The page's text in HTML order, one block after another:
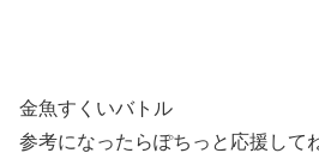
金魚すくいバトル
参考になったらぽちっと応援して